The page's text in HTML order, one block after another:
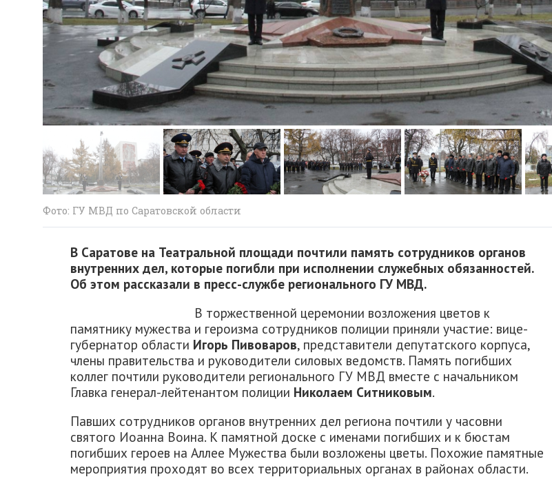
Фото: ГУ МВД по Саратовской области
В Саратове на Театральной площади почтили память сотрудников органов
внутренних дел, которые погибли при исполнении служебных обязанностей.
Об этом рассказали в пресс-службе регионального ГУ МВД.
В торжественной церемонии возложения цветов к
памятнику мужества и героизма сотрудников полиции приняли участие: вице-
губернатор области Игорь Пивоваров, представители депутатского корпуса,
члены правительства и руководители силовых ведомств. Память погибших
коллег почтили руководители регионального ГУ МВД вместе с начальником
Главка генерал-лейтенантом полиции Николаем Ситниковым.
Павших сотрудников органов внутренних дел региона почтили у часовни
святого Иоанна Воина. К памятной доске с именами погибших и к бюстам
погибших героев на Аллее Мужества были возложены цветы. Похожие памятные
мероприятия проходят во всех территориальных органах в районах области.